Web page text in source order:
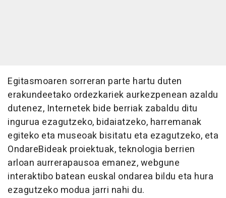
Egitasmoaren sorreran parte hartu duten
erakundeetako ordezkariek aurkezpenean azaldu
dutenez, Internetek bide berriak zabaldu ditu
ingurua ezagutzeko, bidaiatzeko, harremanak
egiteko eta museoak bisitatu eta ezagutzeko, eta
OndareBideak proiektuak, teknologia berrien
arloan aurrerapausoa emanez, webgune
interaktibo batean euskal ondarea bildu eta hura
ezagutzeko modua jarri nahi du.